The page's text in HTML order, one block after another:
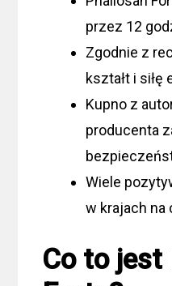
przez 12
Zgodnie z
kształt i siłę
Kupno z
producenta
Wiele
w krajach na
Co to jest